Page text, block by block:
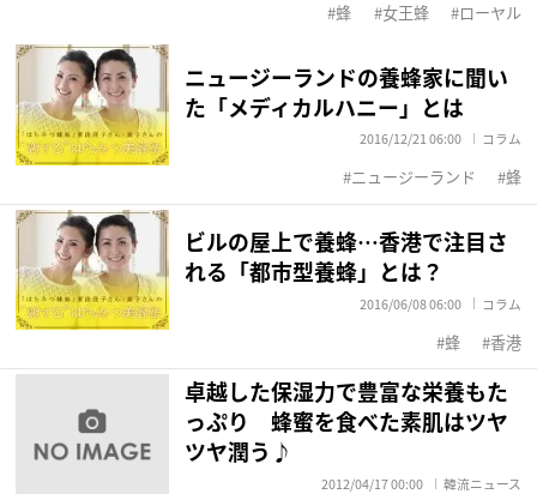
蜂 女王蜂 ローヤル
ニュージーランドの養蜂家に聞い
た「メディカルハニー」とは
2016/12/21 06:00 コラム
ニュージーランド 蜂
ビルの屋上で養蜂…香港で注目さ
れる「都市型養蜂」とは？
2016/06/08 06:00 コラム
蜂 香港
卓越した保湿力で豊富な栄養もた
っぷり 蜂蜜を食べた素肌はツヤ
ツヤ潤う♪
2012/04/17 00:00 韓流ニュース